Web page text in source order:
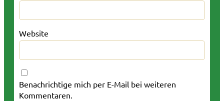
Website
Benachrichtige mich per E-Mail bei weiteren
Kommentaren.